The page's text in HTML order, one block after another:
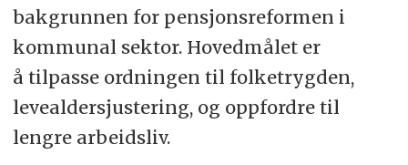
bakgrunnen for pensjonsreformen i
kommunal sektor. Hovedmålet er
å tilpasse ordningen til folketrygden,
levealdersjustering, og oppfordre til
lengre arbeidsliv.